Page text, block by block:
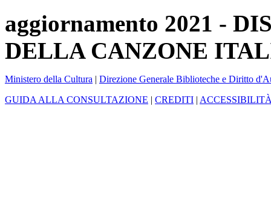
aggiornamento 2021 -
DELLA CANZONE
Ministero della Cultura | Direzione Generale Biblioteche e Diritto
GUIDA ALLA CONSULTAZIONE | CREDITI |